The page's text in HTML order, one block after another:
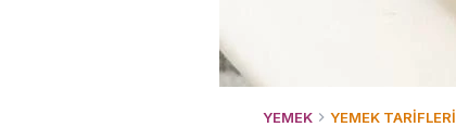
YEMEK YEMEK TARİFLERİ